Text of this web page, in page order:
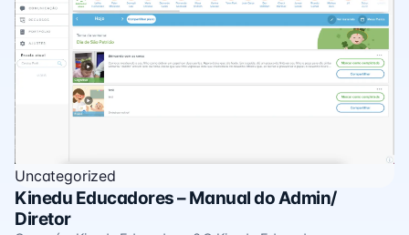
Uncategorized
Kinedu Educadores – Manual do Admin/
Diretor